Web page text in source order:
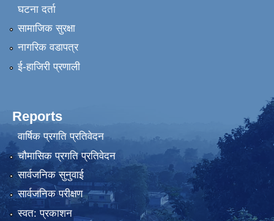
घटना दर्ता
सामाजिक सुरक्षा
नागरिक वडापत्र
ई-हाजिरी प्रणाली
Reports
वार्षिक प्रगति प्रतिवेदन
चौमासिक प्रगति प्रतिवेदन
सार्वजनिक सुनुवाई
सार्वजनिक परीक्षण
स्वत: प्रकाशन